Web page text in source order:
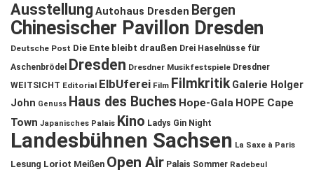
Ausstellung Autohaus Dresden Bergen
Chinesischer Pavillon Dresden
Deutsche Post Die Ente bleibt draußen Drei Haselnüsse für
Aschenbrödel
Dresden Dresdner Musikfestspiele Dresdner
WEITSICHT Editorial ElbUferei Film Filmkritik Galerie Holger
John Genuss Haus des Buches Hope-Gala HOPE Cape
Town Japanisches Palais Kino Ladys Gin Night
Landesbühnen Sachsen La Saxe à Paris
Lesung Loriot Meißen Open Air Palais Sommer Radebeul